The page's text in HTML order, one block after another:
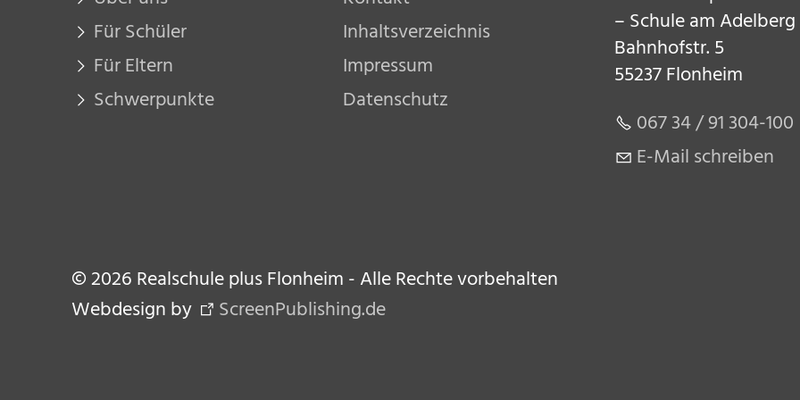
Für Schüler
Für Eltern
Schwerpunkte
Inhaltsverzeichnis
Impressum
Datenschutz
– Schule am
Bahnhofstr. 5
55237 Flonheim
067 34 / 91 304-100
E-Mail schreiben
© 2026 Realschule plus Flonheim - Alle Rechte vorbehalten
Webdesign by
ScreenPublishing.de